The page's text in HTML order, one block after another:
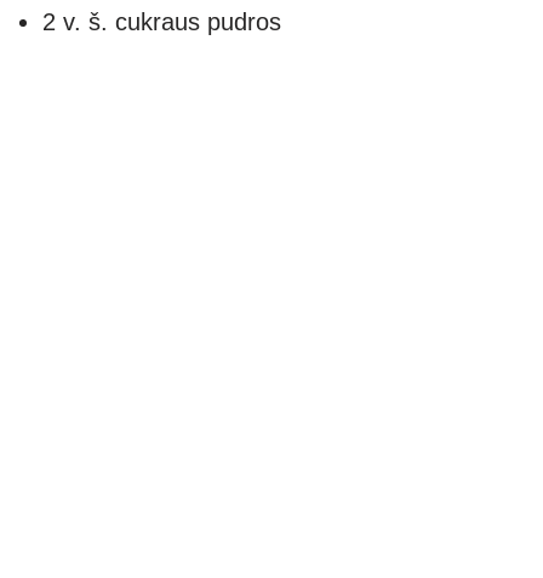
2 v. š. cukraus pudros